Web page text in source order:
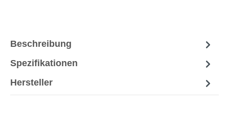
Beschreibung
Spezifikationen
Hersteller